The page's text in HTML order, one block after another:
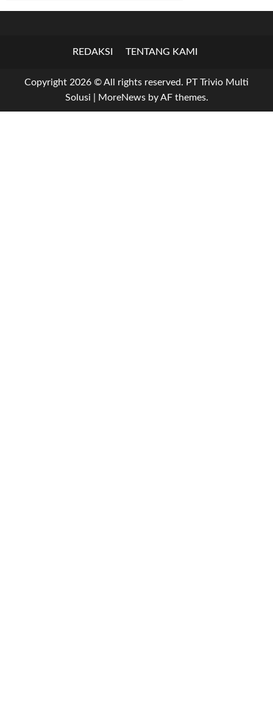
REDAKSI TENTANG KAMI
Copyright 2026 © All rights reserved. PT Trivio Multi
Solusi
MoreNewsby AF themes.